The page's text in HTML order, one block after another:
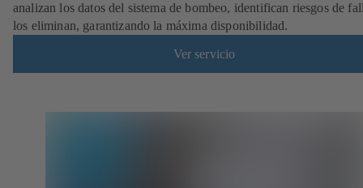
analizan los datos del sistema de bombeo, identifican riesgos de
los eliminan, garantizando la máxima disponibilidad.
Ver servicio